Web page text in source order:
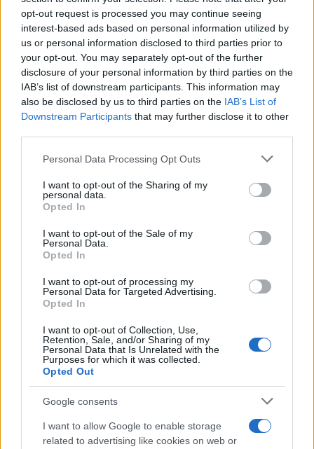
opt-out request is processed you may continue seeing
interest-based ads based on personal information utilized by
us or personal information disclosed to third parties prior to
your opt-out. You may separately opt-out of the further
disclosure of your personal information by third parties on the
IAB’s list of downstream participants. This information may
also be disclosed by us to third parties on the IAB’s List of
Downstream Participants that may further disclose it to other
Please note that this website/app uses one or more Google
not limited to your visit or usage behaviour. You may click to
grant or deny consent to Google and its third-party tags to
use your data for below specified purposes in below Google
consent section.
Personal Data Processing Opt Outs
I want to opt-out of the Sharing of my
personal data.
Opted In
I want to opt-out of the Sale of my
Personal Data.
Opted In
I want to opt-out of processing my
Personal Data for Targeted Advertising.
Opted In
I want to opt-out of Collection, Use,
Retention, Sale, and/or Sharing of my
Personal Data that Is Unrelated with the
Purposes for which it was collected.
Opted Out
Google consents
I want to allow Google to enable storage
related to advertising like cookies on web or
Πρόσθεσέ το στηνGoogle
ΠΟΛΙΤΙΚΗ